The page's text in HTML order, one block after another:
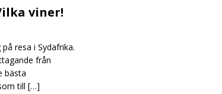
viner!
resa i Sydafrika.
från
bästa
till […]